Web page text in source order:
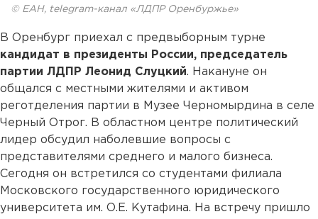
© ЕАН, telegram-канал «ЛДПР Оренбуржье»
В Оренбург приехал с предвыборным турне
кандидат в президенты России, председатель
партии ЛДПР Леонид Слуцкий. Накануне он
общался с местными жителями и активом
реготделения партии в Музее Черномырдина в селе
Черный Отрог. В областном центре политический
лидер обсудил наболевшие вопросы с
представителями среднего и малого бизнеса.
Сегодня он встретился со студентами филиала
Московского государственного юридического
университета им. О.Е. Кутафина. На встречу пришло